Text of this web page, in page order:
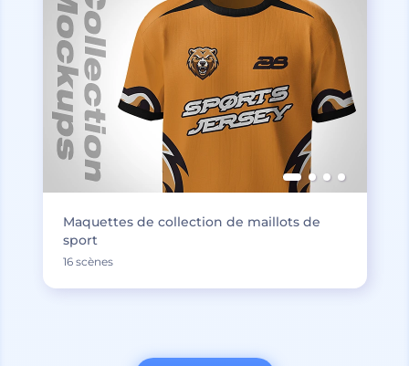
Maquettes de collection de maillots de
sport
16 scènes